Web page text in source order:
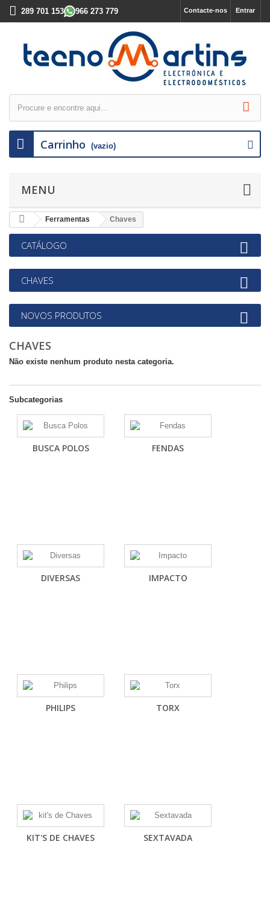
Entrar
Contacte-nos
289 701 153 966 273 779
Carrinho (vazio)
MENU
Ferramentas Chaves
CATÁLOGO
CHAVES
NOVOS PRODUTOS
CHAVES
Não existe nenhum produto nesta categoria.
Subcategorias
BUSCA POLOS FENDAS
DIVERSAS IMPACTO
PHILIPS TORX
KIT'S DE CHAVES SEXTAVADA